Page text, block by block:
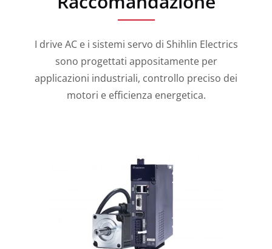
I drive AC e i sistemi servo di Shihlin Electrics
sono progettati appositamente per
applicazioni industriali, controllo preciso dei
motori e efficienza energetica.